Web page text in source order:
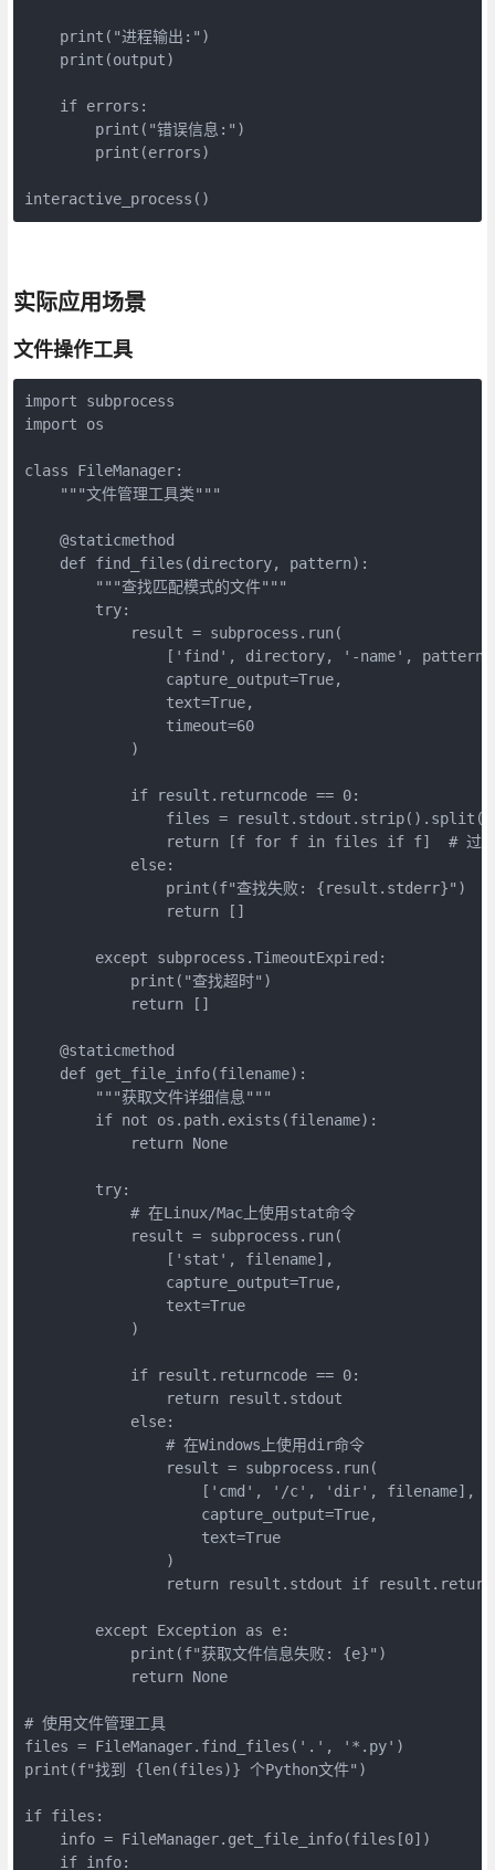
    print("进程输出:")
    print(output)
    if errors:
        print("错误信息:")
        print(errors)
interactive_process()
实际应用场景
文件操作工具
import subprocess
import os
class FileManager:
    """文件管理工具类"""
    @staticmethod
    def find_files(directory, pattern):
        """查找匹配模式的文件"""
        try:
            result = subprocess.run(
['find', directory, '-name',
                capture_output=True,
                text=True,
                timeout=60
            )
            if result.returncode == 0:
files =
return [f for f in files if f]  # 过
            else:
                print(f"查找失败: {result.stderr}")
                return []
        except subprocess.TimeoutExpired:
            print("查找超时")
            return []
    @staticmethod
    def get_file_info(filename):
        """获取文件详细信息"""
        if not os.path.exists(filename):
            return None
        try:
            # 在Linux/Mac上使用stat命令
            result = subprocess.run(
                ['stat', filename],
                capture_output=True,
                text=True
            )
            if result.returncode == 0:
                return result.stdout
            else:
                # 在Windows上使用dir命令
                result = subprocess.run(
                    ['cmd', '/c', 'dir', filename],
                    capture_output=True,
                    text=True
                )
return result.stdout if
        except Exception as e:
            print(f"获取文件信息失败: {e}")
            return None
# 使用文件管理工具
files = FileManager.find_files('.', '*.py')
print(f"找到 {len(files)} 个Python文件")
if files:
    info = FileManager.get_file_info(files[0])
    if info: